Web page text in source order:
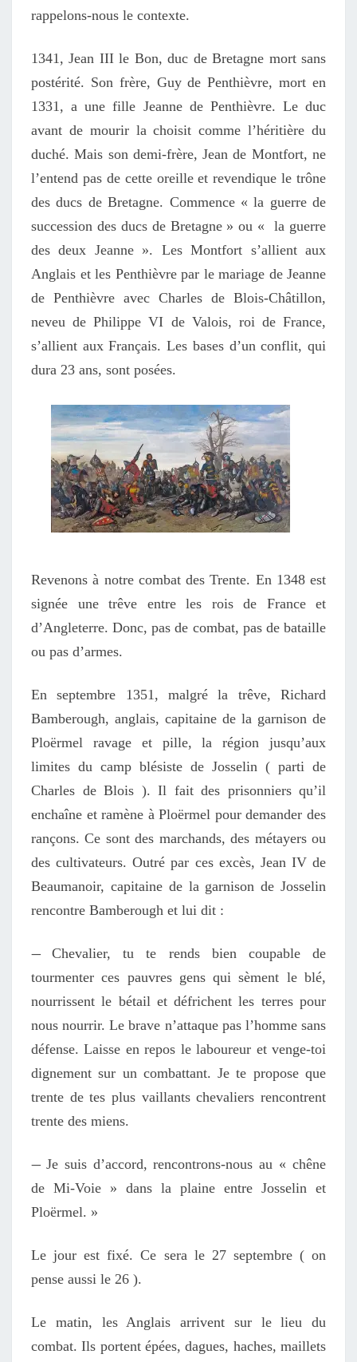
rappelons-nous le contexte.
1341, Jean III le Bon, duc de Bretagne mort sans
postérité. Son frère, Guy de Penthièvre, mort en
1331, a une fille Jeanne de Penthièvre. Le duc
avant de mourir la choisit comme l’héritière du
duché. Mais son demi-frère, Jean de Montfort, ne
l’entend pas de cette oreille et revendique le trône
des ducs de Bretagne. Commence « la guerre de
succession des ducs de Bretagne » ou « la guerre
des deux Jeanne ». Les Montfort s’allient aux
Anglais et les Penthièvre par le mariage de Jeanne
de Penthièvre avec Charles de Blois-Châtillon,
neveu de Philippe VI de Valois, roi de France,
s’allient aux Français. Les bases d’un conflit, qui
dura 23 ans, sont posées.
Revenons à notre combat des Trente. En 1348 est
signée une trêve entre les rois de France et
d’Angleterre. Donc, pas de combat, pas de bataille
ou pas d’armes.
En septembre 1351, malgré la trêve, Richard
Bamberough, anglais, capitaine de la garnison de
Ploërmel ravage et pille, la région jusqu’aux
limites du camp blésiste de Josselin ( parti de
Charles de Blois ). Il fait des prisonniers qu’il
enchaîne et ramène à Ploërmel pour demander des
rançons. Ce sont des marchands, des métayers ou
des cultivateurs. Outré par ces excès, Jean IV de
Beaumanoir, capitaine de la garnison de Josselin
rencontre Bamberough et lui dit :
—Chevalier, tu te rends bien coupable de
tourmenter ces pauvres gens qui sèment le blé,
nourrissent le bétail et défrichent les terres pour
nous nourrir. Le brave n’attaque pas l’homme sans
défense. Laisse en repos le laboureur et venge-toi
dignement sur un combattant. Je te propose que
trente de tes plus vaillants chevaliers rencontrent
trente des miens.
— Je suis d’accord, rencontrons-nous au « chêne
de Mi-Voie » dans la plaine entre Josselin et
Ploërmel. »
Le jour est fixé. Ce sera le 27 septembre ( on
pense aussi le 26 ).
Le matin, les Anglais arrivent sur le lieu du
combat. Ils portent épées, dagues, haches, maillets